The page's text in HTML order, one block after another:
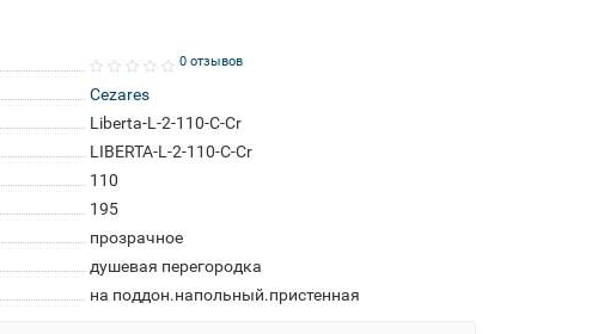
0 отзывов
Cezares
Liberta-L-2-110-C-Cr
LIBERTA-L-2-110-C-Cr
110
195
прозрачное
душевая перегородка
на поддон.напольный.пристенная